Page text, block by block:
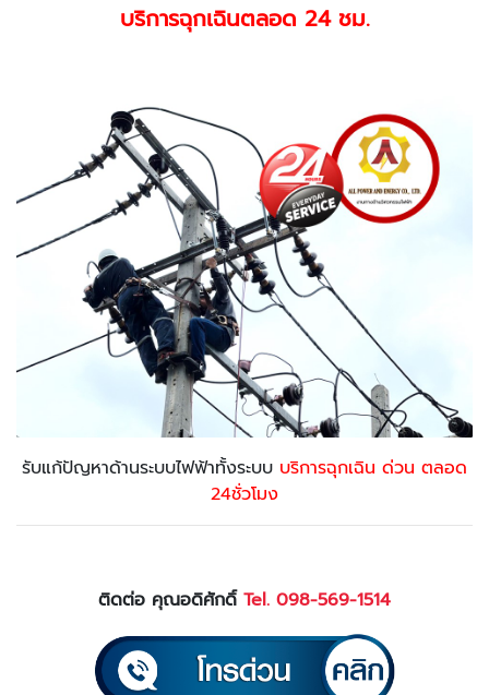
บริการฉุกเฉินตลอด 24 ชม.
รับแก้ปัญหาด้านระบบไฟฟ้าทั้งระบบ บริการฉุกเฉิน ด่วน ตลอด
24ชั่วโมง
ติดต่อ คุณอดิศักดิ์ Tel. 098-569-1514